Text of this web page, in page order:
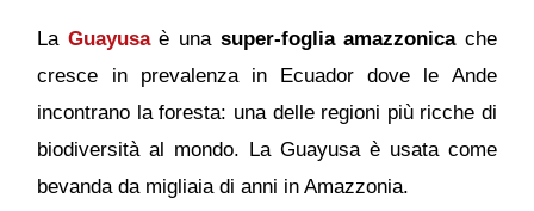
La Guayusaè una super-foglia amazzonicache
cresce in prevalenza in Ecuador dove le Ande
incontrano la foresta: una delle regioni più ricche di
biodiversità al mondo. La Guayusa è usata come
bevanda da migliaia di anni in Amazzonia.